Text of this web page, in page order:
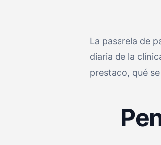
La pasarela de
diaria de la
prestado, qué